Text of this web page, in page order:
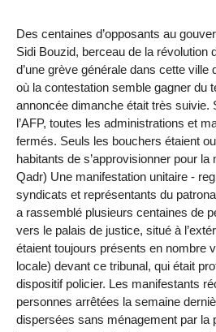
Des centaines d’opposants au
Sidi Bouzid, berceau de la révolution
d’une grève générale dans cette ville
où la contestation semble gagner du
annoncée dimanche était très suivie.
l’AFP, toutes les administrations et
fermés. Seuls les bouchers étaient
habitants de s’approvisionner pour la
Qadr) Une manifestation unitaire -
syndicats et représentants du
a rassemblé plusieurs centaines de
vers le palais de justice, situé à
étaient toujours présents en nombre
locale) devant ce tribunal, qui était
dispositif policier. Les manifestants
personnes arrêtées la semaine
dispersées sans ménagement par la